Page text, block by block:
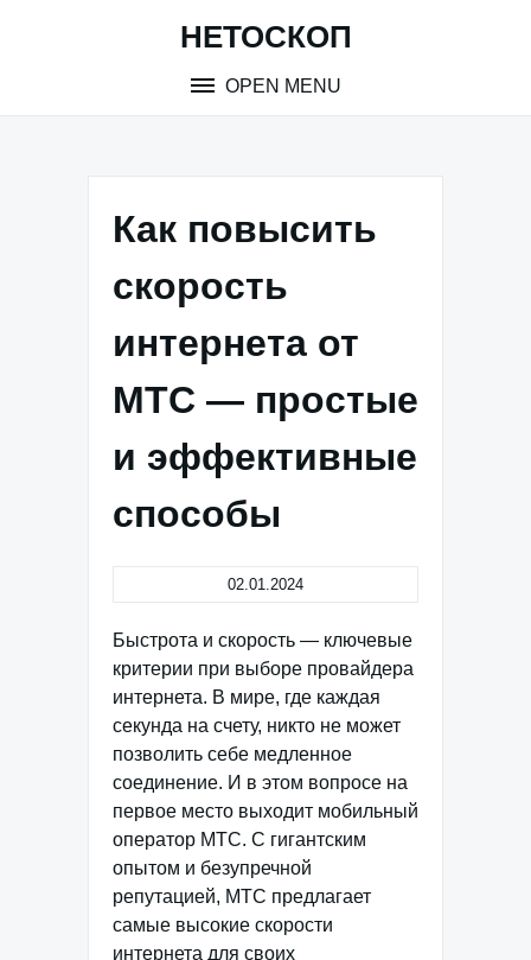
НЕТОСКОП
OPEN MENU
Как повысить
скорость
интернета от
МТС — простые
и эффективные
способы
02.01.2024
Быстрота и скорость — ключевые
критерии при выборе провайдера
интернета. В мире, где каждая
секунда на счету, никто не может
позволить себе медленное
соединение. И в этом вопросе на
первое место выходит мобильный
оператор МТС. С гигантским
опытом и безупречной
репутацией, МТС предлагает
самые высокие скорости
интернета для своих